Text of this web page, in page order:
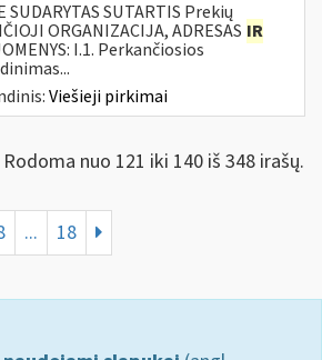
SUDARYTAS SUTARTIS Prekių
ORGANIZACIJA, ADRESAS IR
I.1. Perkančiosios
Viešieji pirkimai
Rodoma nuo 121 iki 140 iš 348 irašų.
... 18